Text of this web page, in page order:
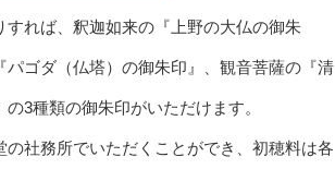
すれば、釈迦如来の『上野の大仏の御朱
パゴダ（仏塔）の御朱印』、観音菩薩の『清
3種類の御朱印がいただけます。
の社務所でいただくことができ、初穂料は各